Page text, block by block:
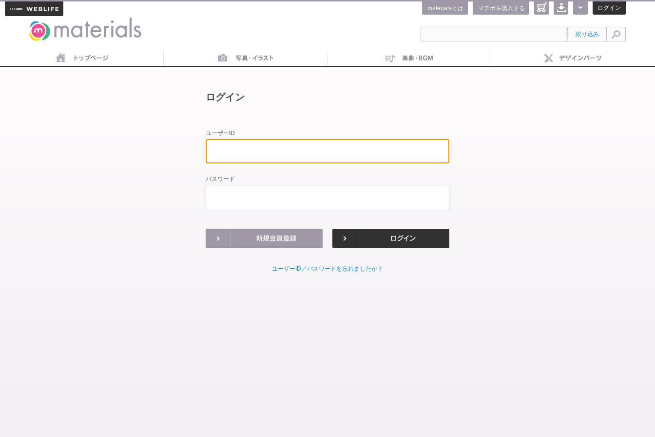
materials
ログイン
マテポを購入する
materialsとは
絞り込み
ログイン
ユーザーID
パスワード
ユーザーID／パスワードを忘れましたか？